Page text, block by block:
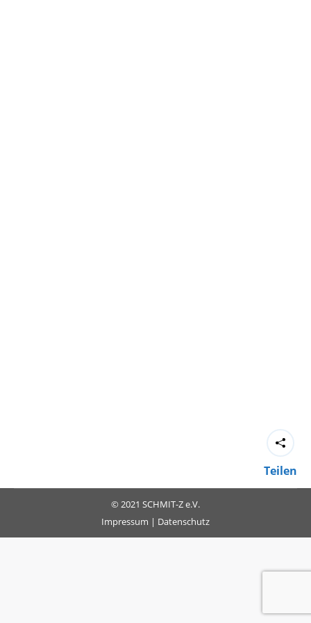
Teilen
© 2021 SCHMIT-Z e.V.
Impressum | Datenschutz